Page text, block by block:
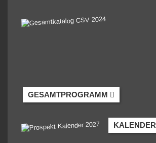
GESAMTPROGRAMM
KALENDER